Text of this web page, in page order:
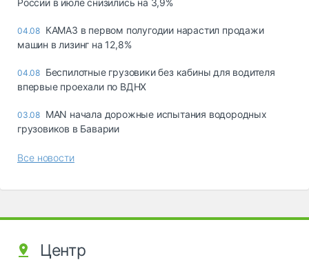
России в июле снизились на 3,9%
04.08 КАМАЗ в первом полугодии нарастил продажи
машин в лизинг на 12,8%
04.08 Беспилотные грузовики без кабины для водителя
впервые проехали по ВДНХ
03.08 MAN начала дорожные испытания водородных
грузовиков в Баварии
Все новости
Центр